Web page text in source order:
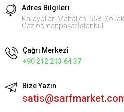
Adres Bilgileri
Karayolları Mahallesi 568.
Gaziosmanpaşa/İstanbul
Çağrı Merkezi
+90 212 213 64 37
Bize Yazın